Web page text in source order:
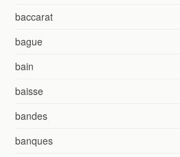
baccarat
bague
bain
baisse
bandes
banques